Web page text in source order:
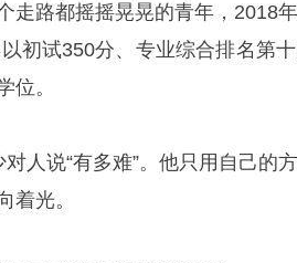
走路都摇摇晃晃的青年，2018
初试350分、专业综合排名第
位。
人说“有多难”。他只用自己的
着光。